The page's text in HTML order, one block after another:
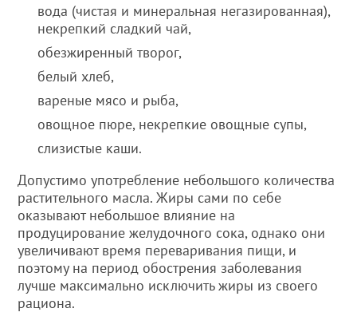
вода (чистая и минеральная негазированная),
некрепкий сладкий чай,
обезжиренный творог,
белый хлеб,
вареные мясо и рыба,
овощное пюре, некрепкие овощные супы,
слизистые каши.
Допустимо употребление небольшого количества
растительного масла. Жиры сами по себе
оказывают небольшое влияние на
продуцирование желудочного сока, однако они
увеличивают время переваривания пищи, и
поэтому на период обострения заболевания
лучше максимально исключить жиры из своего
рациона.